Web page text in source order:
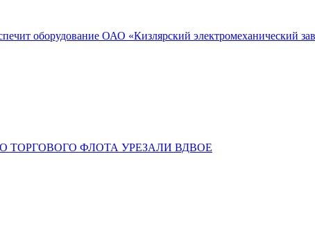
оборудование ОАО «Кизлярский электромеханический
ТОРГОВОГО ФЛОТА УРЕЗАЛИ ВДВОЕ